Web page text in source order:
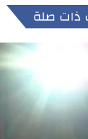
ذات صلة